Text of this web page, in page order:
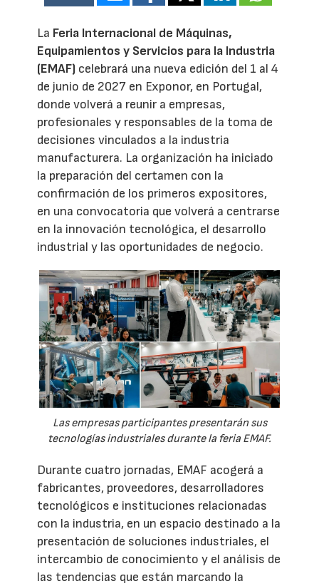
La Feria Internacional de Máquinas,
Equipamientos y Servicios para la Industria
(EMAF) celebrará una nueva edición del 1 al 4
de junio de 2027 en Exponor, en Portugal,
donde volverá a reunir a empresas,
profesionales y responsables de la toma de
decisiones vinculados a la industria
manufacturera. La organización ha iniciado
la preparación del certamen con la
confirmación de los primeros expositores,
en una convocatoria que volverá a centrarse
en la innovación tecnológica, el desarrollo
industrial y las oportunidades de negocio.
Las empresas participantes presentarán sus
tecnologías industriales durante la feria EMAF.
Durante cuatro jornadas, EMAF acogerá a
fabricantes, proveedores, desarrolladores
tecnológicos e instituciones relacionadas
con la industria, en un espacio destinado a la
presentación de soluciones industriales, el
intercambio de conocimiento y el análisis de
las tendencias que están marcando la